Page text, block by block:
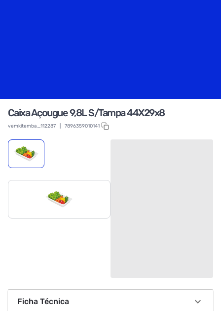
Caixa Açougue 9,8L S/Tampa 44X29x8
vemkitemba_112287 7896359010141
Ficha Técnica